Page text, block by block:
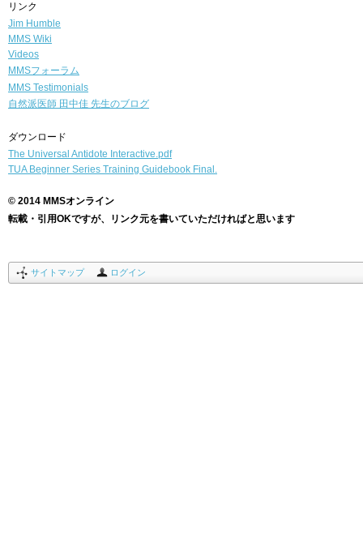
リンク
Jim Humble
MMS Wiki
Videos
MMSフォーラム
MMS Testimonials
自然派医師 田中佳 先生のブログ
ダウンロード
The Universal Antidote Interactive.pdf
TUA Beginner Series Training Guidebook Final.
© 2014 MMSオンライン
転載・引用OKですが、リンク元を書いていただければと思います
サイトマップ ログイン